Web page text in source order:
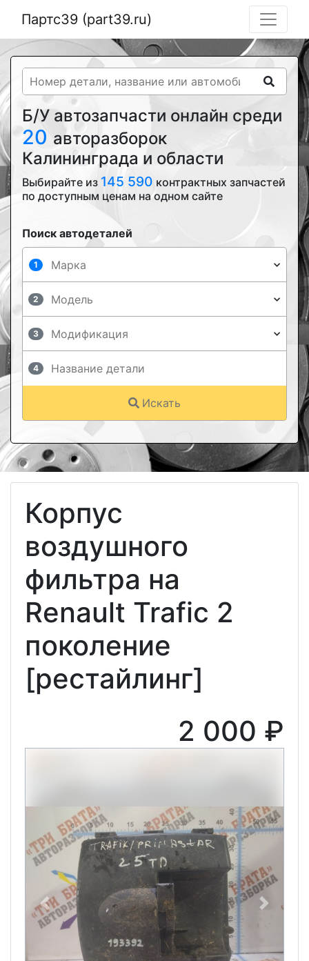
Партс39 (part39.ru)
Б/У автозапчасти онлайн среди
20 авторазборок
Калининграда и области
Выбирайте из 145 590 контрактных запчастей
по доступным ценам на одном сайте
Поиск автодеталей
1
2
3
4
Искать
Корпус
воздушного
фильтра на
Renault Trafic 2
поколение
[рестайлинг]
2 000 ₽
Previous Next